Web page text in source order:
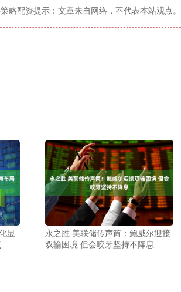
略配资提示：文章来自网络，不代表本站观点。
显
永之胜 美联储传声筒：鲍威尔迎接
双输困境 但会咬牙坚持不降息